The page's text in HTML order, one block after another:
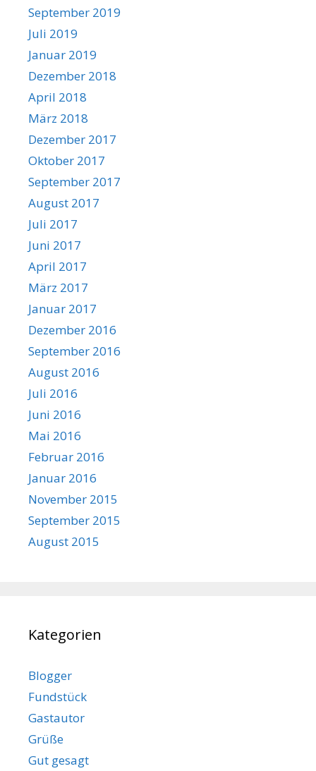
September 2019
Juli 2019
Januar 2019
Dezember 2018
April 2018
März 2018
Dezember 2017
Oktober 2017
September 2017
August 2017
Juli 2017
Juni 2017
April 2017
März 2017
Januar 2017
Dezember 2016
September 2016
August 2016
Juli 2016
Juni 2016
Mai 2016
Februar 2016
Januar 2016
November 2015
September 2015
August 2015
Kategorien
Blogger
Fundstück
Gastautor
Grüße
Gut gesagt